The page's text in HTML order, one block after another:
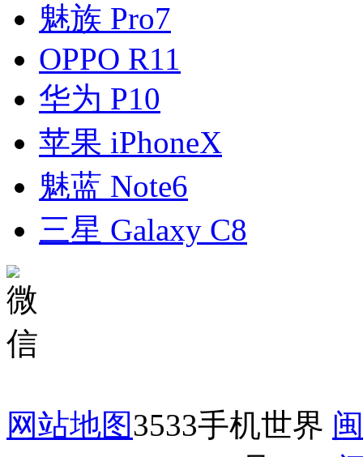
魅族 Pro7
OPPO R11
华为 P10
苹果 iPhoneX
魅蓝 Note6
三星 Galaxy C8
网站地图3533手机世界